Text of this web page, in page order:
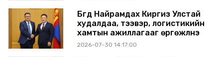
Бүгд Найрамдах Киргиз Улстай
худалдаа, тээвэр, логистикийн
хамтын ажиллагааг өргөжүүлнэ
2026-07-30 14:17:00